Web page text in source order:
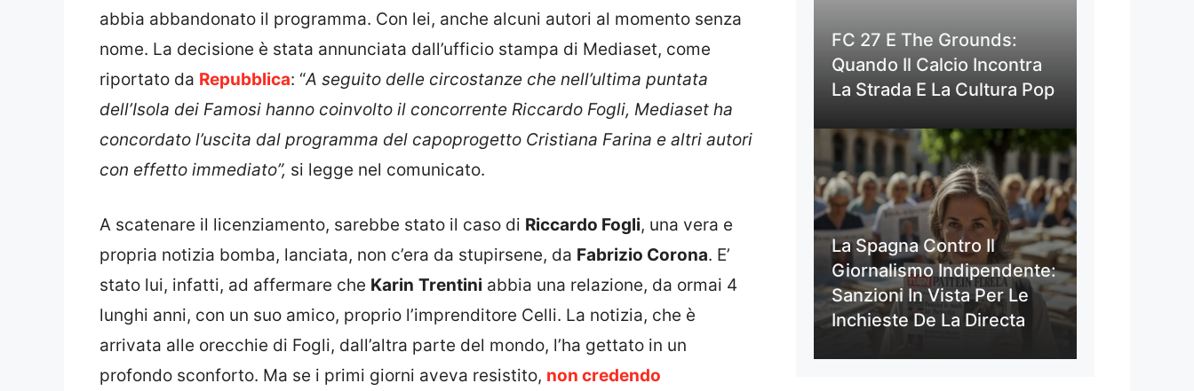
abbia abbandonato il programma. Con lei, anche alcuni autori al momento senza
nome. La decisione è stata annunciata dall’ufficio stampa di Mediaset, come
riportato da Repubblica: “A seguito delle circostanze che nell’ultima puntata
dell’Isola dei Famosi hanno coinvolto il concorrente Riccardo Fogli, Mediaset ha
concordato l’uscita dal programma del capoprogetto Cristiana Farina e altri autori
con effetto immediato”, si legge nel comunicato.
A scatenare il licenziamento, sarebbe stato il caso di Riccardo Fogli, una vera e
propria notizia bomba, lanciata, non c’era da stupirsene, da Fabrizio Corona. E’
stato lui, infatti, ad affermare che Karin Trentini abbia una relazione, da ormai 4
lunghi anni, con un suo amico, proprio l’imprenditore Celli. La notizia, che è
arrivata alle orecchie di Fogli, dall’altra parte del mondo, l’ha gettato in un
profondo sconforto. Ma se i primi giorni aveva resistito, non credendo
FC 27 E The Grounds:
Quando Il Calcio Incontra
La Strada E La Cultura Pop
La Spagna Contro Il
Giornalismo Indipendente:
Sanzioni In Vista Per Le
Inchieste De La Directa